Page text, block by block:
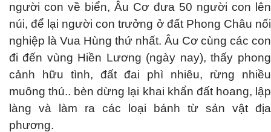
người con về biển, Âu Cơ đưa 50 người con lên
núi, để lại người con trưởng ở đất Phong Châu nối
nghiệp là Vua Hùng thứ nhất. Âu Cơ cùng các con
đi đến vùng Hiền Lương (ngày nay), thấy phong
cảnh hữu tình, đất đai phì nhiêu, rừng nhiều
muông thú.. bèn dừng lại khai khẩn đất hoang, lập
làng và làm ra các loại bánh từ sản vật địa
phương.